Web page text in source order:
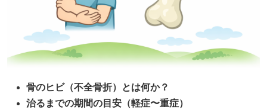
骨のヒビ（不全骨折）とは何か？
治るまでの期間の目安（軽症〜重症）